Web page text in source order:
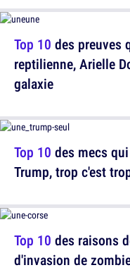
Top 10 des preuves
reptilienne, Arielle
galaxie
Top 10 des raisons
d'invasion de
Top 10 des mecs
Trump, trop c'est